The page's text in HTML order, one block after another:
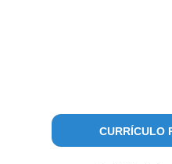
CURRÍCULO